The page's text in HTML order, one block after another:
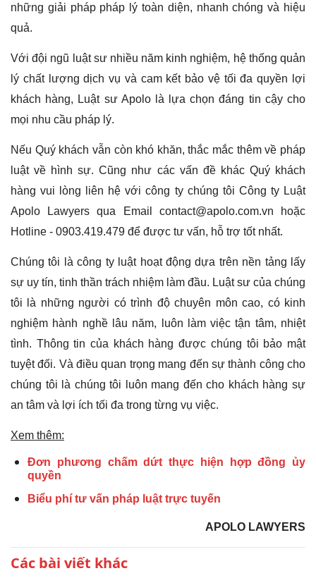
những giải pháp pháp lý toàn diện, nhanh chóng và hiệu
quả.
Với đội ngũ luật sư nhiều năm kinh nghiệm, hệ thống quản
lý chất lượng dịch vụ và cam kết bảo vệ tối đa quyền lợi
khách hàng, Luật sư Apolo là lựa chọn đáng tin cậy cho
mọi nhu cầu pháp lý.
Nếu Quý khách vẫn còn khó khăn, thắc mắc thêm về pháp
luật về hình sự. Cũng như các vấn đề khác Quý khách
hàng vui lòng liên hệ với công ty chúng tôi Công ty Luật
Apolo Lawyers qua Email contact@apolo.com.vn hoặc
Hotline - 0903.419.479 để được tư vấn, hỗ trợ tốt nhất.
Chúng tôi là công ty luật hoạt động dựa trên nền tảng lấy
sự uy tín, tinh thần trách nhiệm làm đầu. Luật sư của chúng
tôi là những người có trình độ chuyên môn cao, có kinh
nghiệm hành nghề lâu năm, luôn làm việc tận tâm, nhiệt
tình. Thông tin của khách hàng được chúng tôi bảo mật
tuyệt đối. Và điều quan trọng mang đến sự thành công cho
chúng tôi là chúng tôi luôn mang đến cho khách hàng sự
an tâm và lợi ích tối đa trong từng vụ việc.
Xem thêm:
Đơn phương chấm dứt thực hiện hợp đồng ủy
quyền
Biểu phí tư vấn pháp luật trực tuyến
APOLO LAWYERS
Các bài viết khác